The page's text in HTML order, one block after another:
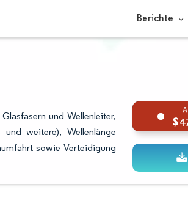
Berichte
und Wellenleiter,
weitere), Wellenlänge
sowie Verteidigung